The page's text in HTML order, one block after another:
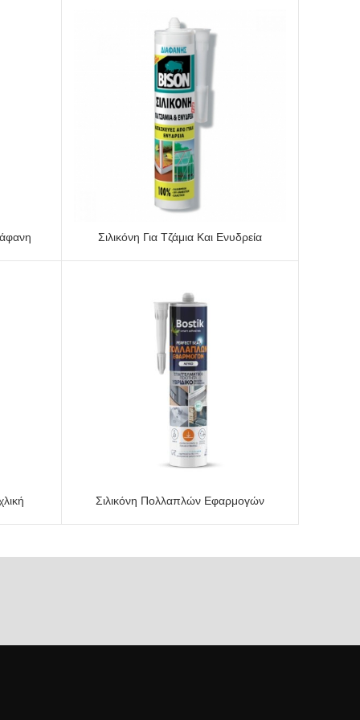
ΠΡΟΕΠΙΣΚΌΠΗΣΗ
Σιλικόνη Για Τζάμια Και Ενυδρεία
ΠΡΟΕΠΙΣΚΌΠΗΣΗ
Σιλικόνη Πολλαπλών Εφαρμογών